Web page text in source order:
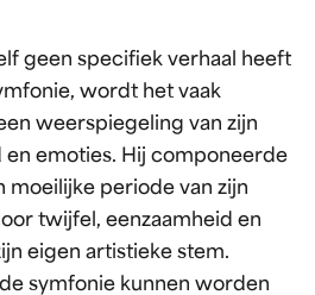
geen specifiek verhaal heeft
wordt het vaak
weerspiegeling van zijn
emoties. Hij componeerde
moeilijke periode van zijn
twijfel, eenzaamheid en
eigen artistieke stem.
symfonie kunnen worden